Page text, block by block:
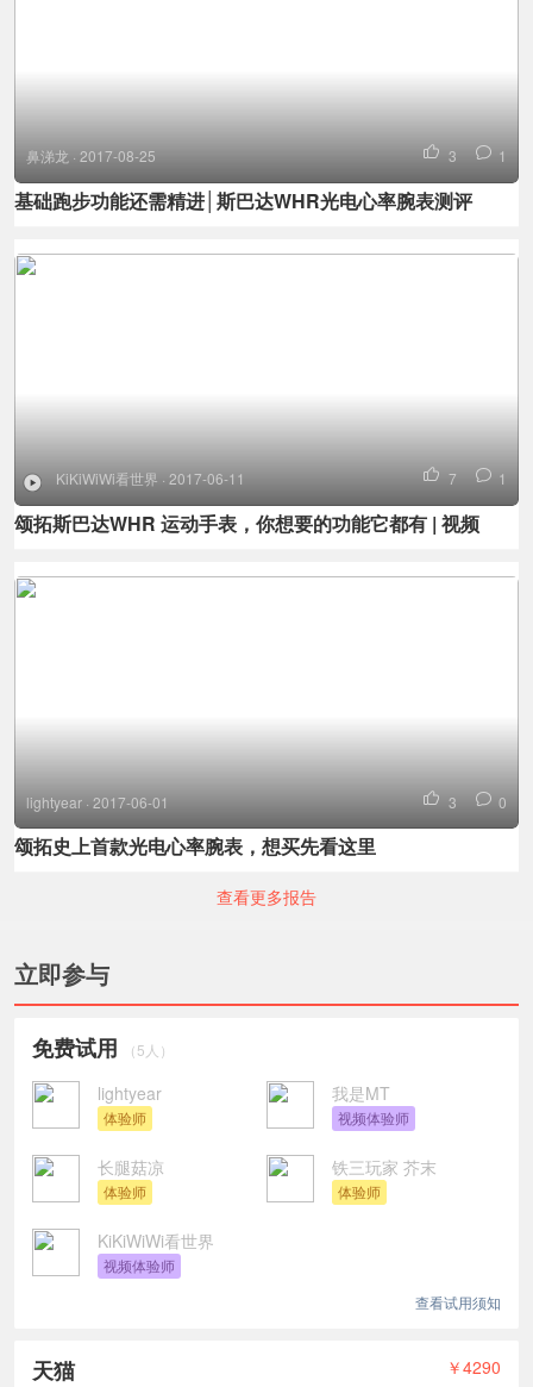
数据分析总结
鼻涕龙 · 2017-08-25 3 1
基础跑步功能还需精进│斯巴达WHR光电心率腕表测评
KiKiWiWi看世界 · 2017-06-11 7 1
颂拓斯巴达WHR 运动手表，你想要的功能它都有 | 视频
lightyear · 2017-06-01 3 0
颂拓史上首款光电心率腕表，想买先看这里
查看更多报告
立即参与
免费试用 （5人）
lightyear
体验师
我是MT
视频体验师
长腿菇凉
体验师
铁三玩家 芥末
体验师
KiKiWiWi看世界
视频体验师
查看试用须知
天猫 ￥4290